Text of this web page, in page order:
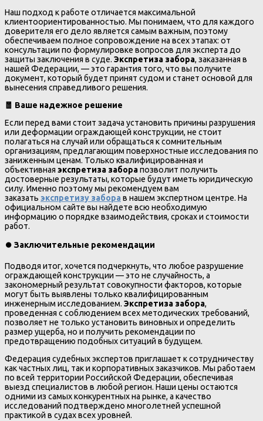
Наш подход к работе отличается максимальной
клиентоориентированностью. Мы понимаем, что для каждого
доверителя его дело является самым важным, поэтому
обеспечиваем полное сопровождение на всех этапах: от
консультации по формулировке вопросов для эксперта до
защиты заключения в суде. Экспретиза забора, заказанная в
нашей Федерации, — это гарантия того, что вы получите
документ, который будет принят судом и станет основой для
вынесения справедливого решения.
🧧 Ваше надежное решение
Если перед вами стоит задача установить причины разрушения
или деформации ограждающей конструкции, не стоит
полагаться на случай или обращаться к сомнительным
организациям, предлагающим поверхностные исследования по
заниженным ценам. Только квалифицированная и
объективная экспретиза заборапозволит получить
достоверные результаты, которые будут иметь юридическую
силу. Именно поэтому мы рекомендуем вам
заказать экспретизу забора в нашем экспертном центре. На
официальном сайте вы найдете всю необходимую
информацию о порядке взаимодействия, сроках и стоимости
работ.
⏺️ Заключительные рекомендации
Подводя итог, хочется подчеркнуть, что любое разрушение
ограждающей конструкции — это не случайность, а
закономерный результат совокупности факторов, которые
могут быть выявлены только квалифицированным
инженерным исследованием. Экспретиза забора,
проведенная с соблюдением всех методических требований,
позволяет не только установить виновных и определить
размер ущерба, но и получить рекомендации по
предотвращению подобных ситуаций в будущем.
Федерация судебных экспертов приглашает к сотрудничеству
как частных лиц, так и корпоративных заказчиков. Мы работаем
по всей территории Российской Федерации, обеспечивая
выезд специалистов в любой регион. Наши цены остаются
одними из самых конкурентных на рынке, а качество
исследований подтверждено многолетней успешной
практикой в судах всех уровней.